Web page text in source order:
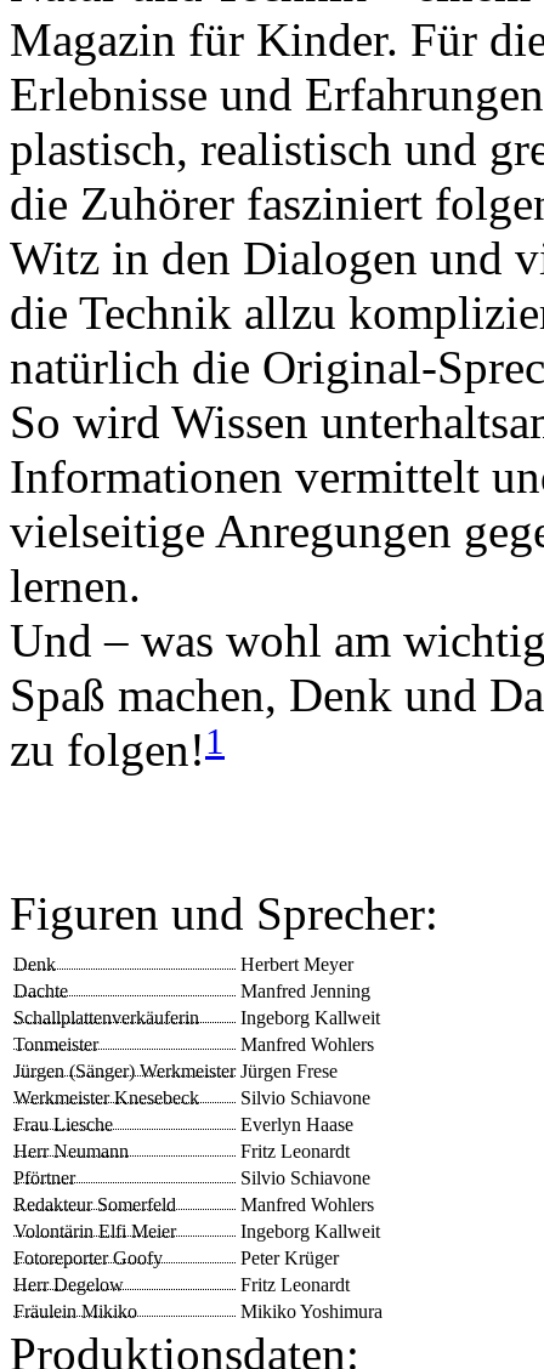
Magazin für Kinder. Für
Erlebnisse und
plastisch, realistisch und
die Zuhörer fasziniert
Witz in den Dialogen und
die Technik allzu
natürlich die Original-
So wird Wissen
Informationen vermittelt
vielseitige Anregungen
lernen.
Und – was wohl am
Spaß machen, Denk und
zu folgen!1
Figuren und Sprecher:
Denk
Herbert Meyer
Dachte
Manfred Jenning
Schallplattenverkäuferin
Ingeborg Kallweit
Tonmeister
Manfred Wohlers
Jürgen (Sänger) Werkmeister Jürgen Frese
Werkmeister Knesebeck
Silvio Schiavone
Frau Liesche
Everlyn Haase
Herr Neumann
Fritz Leonardt
Pförtner
Silvio Schiavone
Redakteur Somerfeld
Manfred Wohlers
Volontärin Elfi Meier
Ingeborg Kallweit
Fotoreporter Goofy
Peter Krüger
Herr Degelow
Fritz Leonardt
Fräulein Mikiko
Mikiko Yoshimura
Produktionsdaten: